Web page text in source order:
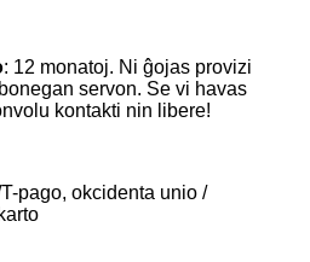
: 12 monatoj. Ni ĝojas provizi
servon. Se vi havas
kontakti nin libere!
pago, okcidenta unio /